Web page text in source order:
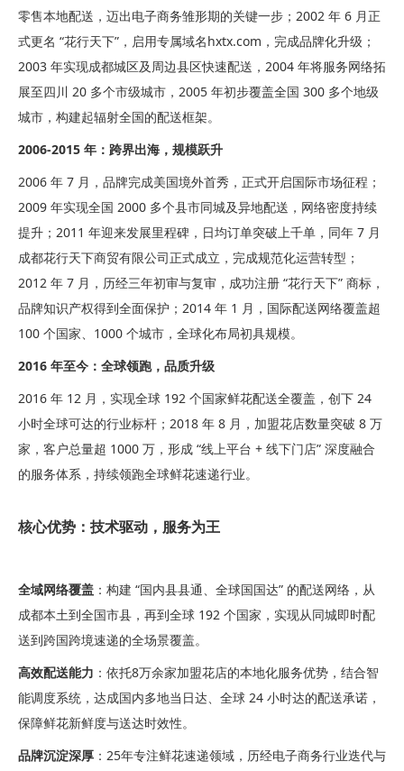
零售本地配送，迈出电子商务雏形期的关键一步；2002 年 6 月正
式更名 “花行天下”，启用专属域名hxtx.com ，完成品牌化升级；
2003 年实现成都城区及周边县区快速配送，2004 年将服务网络拓
展至四川 20 多个市级城市，2005 年初步覆盖全国 300 多个地级
城市，构建起辐射全国的配送框架。
2006-2015 年：跨界出海，规模跃升
2006 年 7 月，品牌完成美国境外首秀，正式开启国际市场征程；
2009 年实现全国 2000 多个县市同城及异地配送，网络密度持续
提升；2011 年迎来发展里程碑，日均订单突破上千单，同年 7 月
成都花行天下商贸有限公司正式成立，完成规范化运营转型；
2012 年 7 月，历经三年初审与复审，成功注册 “花行天下” 商标，
品牌知识产权得到全面保护；2014 年 1 月，国际配送网络覆盖超
100 个国家、1000 个城市，全球化布局初具规模。
2016 年至今：全球领跑，品质升级
2016 年 12 月，实现全球 192 个国家鲜花配送全覆盖，创下 24
小时全球可达的行业标杆；2018 年 8 月，加盟花店数量突破 8 万
家，客户总量超 1000 万，形成 “线上平台 + 线下门店” 深度融合
的服务体系，持续领跑全球鲜花速递行业。
核心优势：技术驱动，服务为王
全域网络覆盖 ：构建 “国内县县通、全球国国达” 的配送网络，从
成都本土到全国市县，再到全球 192 个国家，实现从同城即时配
送到跨国跨境速递的全场景覆盖。
高效配送能力 ：依托8万余家加盟花店的本地化服务优势，结合智
能调度系统，达成国内多地当日达、全球 24 小时达的配送承诺，
保障鲜花新鲜度与送达时效性。
品牌沉淀深厚 ：25年专注鲜花速递领域，历经电子商务行业迭代与